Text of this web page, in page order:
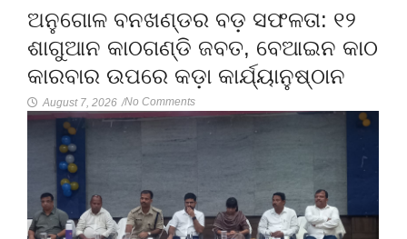
ଅନୁଗୋଳ ବନଖଣ୍ଡର ବଡ଼ ସଫଳତା: ୧୨
ଶାଗୁଆନ କାଠଗଣ୍ଡି ଜବତ, ବେଆଇନ କାଠ
କାରବାର ଉପରେ କଡ଼ା କାର୍ଯ୍ୟାନୁଷ୍ଠାନ
August 7, 2026 /No Comments